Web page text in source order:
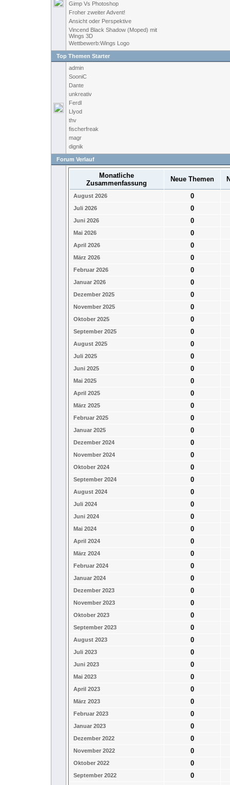
Gimp Vs Photoshop
Froher zweiter Advent!
Ansicht oder Perspektive
Vincend Black Shadow (Moped) mit
Wings 3D
Wettbewerb:Wings Logo
Top Themen Starter
admin
SooniC
Dante
unkreativ
Ferdl
Llyod
thv
fischerfreak
magr
dignik
Forum Verlauf
Monatliche
Zusammenfassung
Neue Themen
August 2026 0
Juli 2026 0
Juni 2026 0
Mai 2026 0
April 2026 0
März 2026 0
Februar 2026 0
Januar 2026 0
Dezember 2025 0
November 2025 0
Oktober 2025 0
September 2025 0
August 2025 0
Juli 2025 0
Juni 2025 0
Mai 2025 0
April 2025 0
März 2025 0
Februar 2025 0
Januar 2025 0
Dezember 2024 0
November 2024 0
Oktober 2024 0
September 2024 0
August 2024 0
Juli 2024 0
Juni 2024 0
Mai 2024 0
April 2024 0
März 2024 0
Februar 2024 0
Januar 2024 0
Dezember 2023 0
November 2023 0
Oktober 2023 0
September 2023 0
August 2023 0
Juli 2023 0
Juni 2023 0
Mai 2023 0
April 2023 0
März 2023 0
Februar 2023 0
Januar 2023 0
Dezember 2022 0
November 2022 0
Oktober 2022 0
September 2022 0